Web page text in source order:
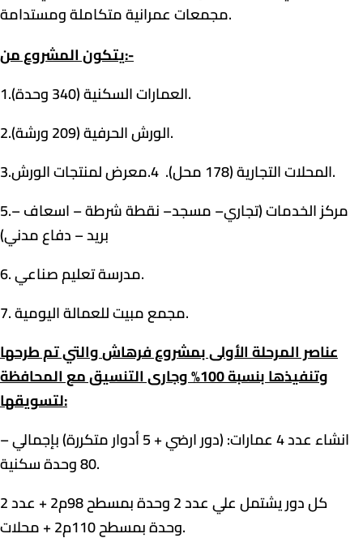
مجمعات عمرانية متكاملة ومستدامة.
يتكون المشروع من:-
1.العمارات السكنية (340 وحدة).
2.الورش الحرفية (209 ورشة).
3.المحلات التجارية (178 محل). 4.معرض لمنتجات الورش.
5.مركز الخدمات (تجاري– مسجد– نقطة شرطة – اسعاف –
بريد – دفاع مدني)
6. مدرسة تعليم صناعي.
7. مجمع مبيت للعمالة اليومية.
عناصرالمرحلة الأولى بمشروعفرهاشوالتي تم طرحها
وتنفيذها بنسبة 100
% وجارىالتنسيق مع المحافظة
لتسويقها:
– انشاء عدد 4 عمارات: (دور ارضي + 5 أدوار متكررة) بإجمالي
80 وحدة سكنية.
كل دور يشتمل علي عدد 2 وحدة بمسطح 98م2 + عدد 2
وحدة بمسطح 110م2 + محلات.